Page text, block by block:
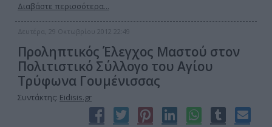
Διαβάστε περισσότερα...
Δευτέρα, 29 Οκτωβρίου 2012 22:49
Προληπτικός Έλεγχος Μαστού στον
Πολιτιστικό Σύλλογο του Αγίου
Τρύφωνα Γουμένισσας
Συντάκτης: Eidisis.gr